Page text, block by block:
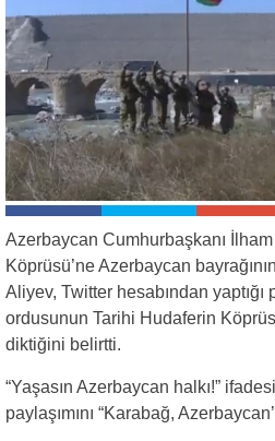
Azerbaycan Cumhurbaşkanı
Köprüsü’ne Azerbaycan
Aliyev, Twitter hesabından yaptığı
ordusunun Tarihi Hudaferin
diktiğini belirtti.
“Yaşasın Azerbaycan halkı!”
paylaşımını “Karabağ,